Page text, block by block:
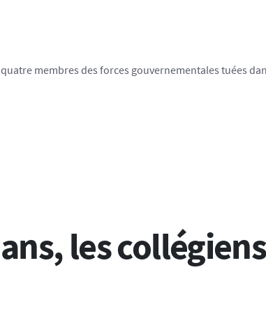
quatre membres des forces gouvernementales tuées
les